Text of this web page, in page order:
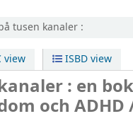
tusen kanaler :
view ISBD view
: en
och ADHD